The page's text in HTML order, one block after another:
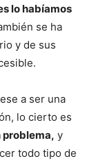
lo habíamos
se ha
y de sus
a ser una
lo cierto es
problema, y
todo tipo de